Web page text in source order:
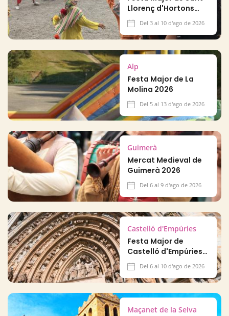
Llorenç d'Hortons
2026Del 3 al 10 d'ago de 2026
Alp
Festa Major de La
Molina 2026
Del 5 al 13 d'ago de 2026
Guimerà
Mercat Medieval de
Guimerà 2026
Del 6 al 9 d'ago de 2026
Castelló d'Empúries
Festa Major de
Castelló d'Empúries
2026Del 6 al 10 d'ago de 2026
Maçanet de la Selva